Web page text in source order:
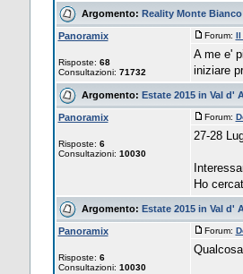
Argomento: Reality Monte Bianco
Panoramix
Risposte: 68
Consultazioni: 71732
Forum: Il
A me e'
iniziare
Argomento: Estate 2015 in Val d'
Panoramix
Risposte: 6
Consultazioni: 10030
Forum:
27-28
Ho
Argomento: Estate 2015 in Val d'
Panoramix
Risposte: 6
Consultazioni: 10030
Forum: